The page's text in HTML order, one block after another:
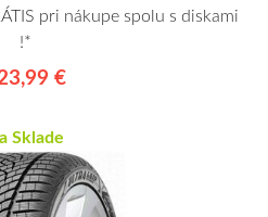
pri nákupe spolu s diskami
!*
€
Sklade